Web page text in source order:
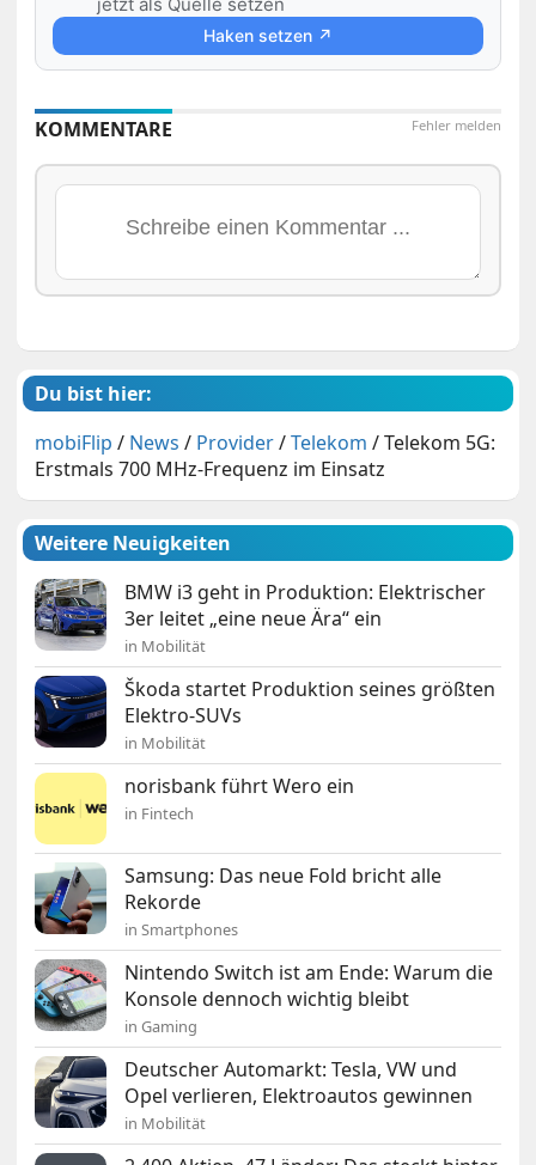
Haken setzen ↗
Fehler melden
KOMMENTARE
Du bist hier:
mobiFlip / News / Provider/Telekom /Telekom 5G:
Erstmals 700 MHz-Frequenz im Einsatz
Weitere Neuigkeiten
BMW i3 geht in Produktion: Elektrischer
3er leitet „eine neue Ära“ ein
in Mobilität
Škoda startet Produktion seines größten
Elektro-SUVs
in Mobilität
norisbank führt Wero ein
in Fintech
Samsung: Das neue Fold bricht alle
Rekorde
in Smartphones
Nintendo Switch ist am Ende: Warum die
Konsole dennoch wichtig bleibt
in Gaming
Deutscher Automarkt: Tesla, VW und
Opel verlieren, Elektroautos gewinnen
in Mobilität